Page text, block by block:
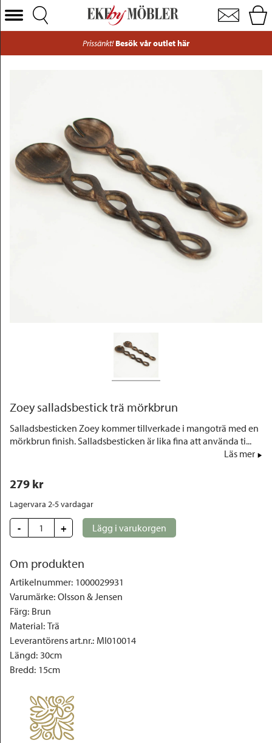
Zoey salladsbestick trä mörkbrun
Välj Kategori
Förvaring
Inredning
Prissänkt! Besök vår outlet här
Zoey salladsbestick trä mörkbrun
Salladsbesticken Zoey kommer tillverkade i mangoträ med en
mörkbrun finish. Salladsbesticken är lika fina att använda ti...
Läs mer
279 kr
Lagervara 2-5 vardagar
- + Lägg i varukorgen
Om produkten
Artikelnummer: 1000029931
Varumärke: Olsson & Jensen
Färg: Brun
Material: Trä
Leverantörens art.nr.: MI010014
Längd: 30cm
Bredd: 15cm